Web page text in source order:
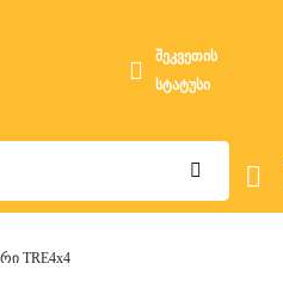
შეკვეთის
სტატუსი
TRE4x4